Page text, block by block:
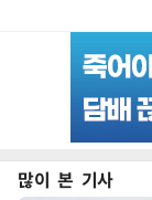
많이 본 기사